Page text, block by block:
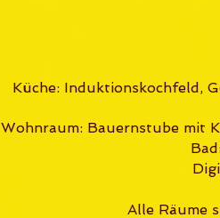
Küche: Induktionskochfeld,
Wohnraum: Bauernstube mit
Alle Räume